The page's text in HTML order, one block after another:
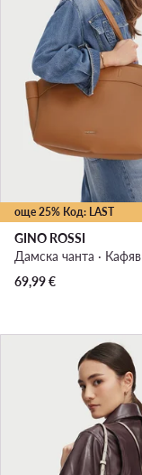
още 25% Код: LAST
GINO ROSSI
Дамска чанта · Кафяв
69,99€